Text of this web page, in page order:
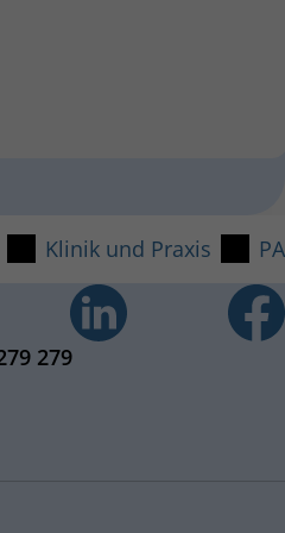
Klinik und Praxis
279